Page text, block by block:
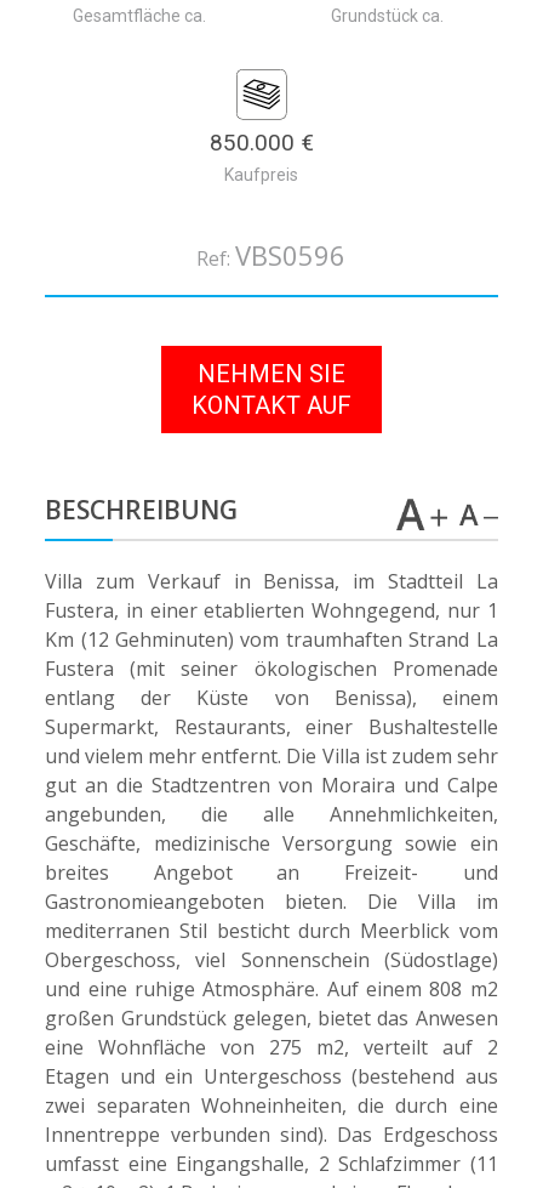
Gesamtfläche ca. Grundstück ca.
850.000 €
Kaufpreis
Ref: VBS0596
NEHMEN SIE
KONTAKT AUF
BESCHREIBUNG
Villa zum Verkauf in Benissa, im Stadtteil La
Fustera, in einer etablierten Wohngegend, nur 1
Km (12 Gehminuten) vom traumhaften Strand La
Fustera (mit seiner ökologischen Promenade
entlang der Küste von Benissa), einem
Supermarkt, Restaurants, einer Bushaltestelle
und vielem mehr entfernt. Die Villa ist zudem sehr
gut an die Stadtzentren von Moraira und Calpe
angebunden, die alle Annehmlichkeiten,
Geschäfte, medizinische Versorgung sowie ein
breites Angebot an Freizeit- und
Gastronomieangeboten bieten. Die Villa im
mediterranen Stil besticht durch Meerblick vom
Obergeschoss, viel Sonnenschein (Südostlage)
und eine ruhige Atmosphäre. Auf einem 808 m2
großen Grundstück gelegen, bietet das Anwesen
eine Wohnfläche von 275 m2, verteilt auf 2
Etagen und ein Untergeschoss (bestehend aus
zwei separaten Wohneinheiten, die durch eine
Innentreppe verbunden sind). Das Erdgeschoss
umfasst eine Eingangshalle, 2 Schlafzimmer (11